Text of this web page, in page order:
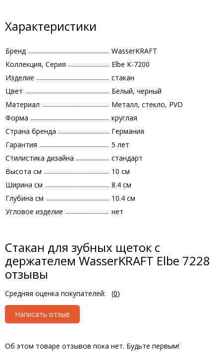
Характеристики
Бренд
WasserKRAFT
Коллекция, Серия
Elbe K-7200
Изделие
стакан
Цвет
Белый, черный
Материал
Металл, стекло, PVD
Форма
круглая
Страна бренда
Германия
Гарантия
5 лет
Стилистика дизайна
стандарт
Высота см
10 см
Ширина см
8.4 см
Глубина см
10.4 см
Угловое изделие
нет
Стакан для зубных щеток с
держателем WasserKRAFT Elbe 7228
отзывы
Средняя оценка покупателей: (0)
Написать отзыв
Об этом товаре отзывов пока нет. Будьте первым!